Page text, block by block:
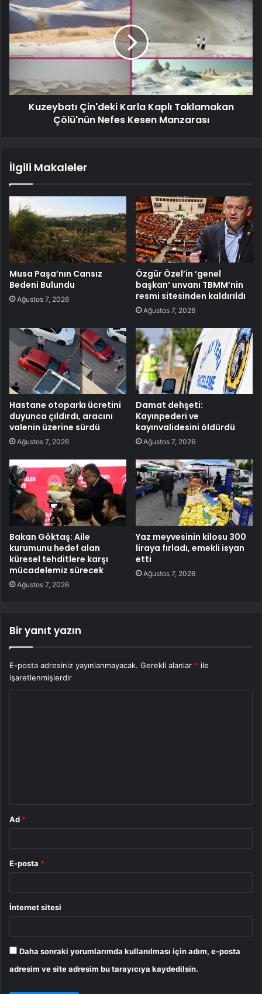
Kuzeybatı Çin'deki Karla Kaplı Taklamakan
Çölü'nün Nefes Kesen Manzarası
İlgili Makaleler
Musa Paşa’nın Cansız
Bedeni Bulundu
Ağustos 7, 2026
Özgür Özel’in ‘genel
başkan’ unvanı TBMM’nin
resmi sitesinden kaldırıldı
Ağustos 7, 2026
Hastane otoparkı ücretini
duyunca çıldırdı, aracını
valenin üzerine sürdü
Ağustos 7, 2026
Damat dehşeti:
Kayınpederi ve
kayınvalidesini öldürdü
Ağustos 7, 2026
Bakan Göktaş: Aile
kurumunu hedef alan
küresel tehditlere karşı
mücadelemiz sürecek
Ağustos 7, 2026
Yaz meyvesinin kilosu 300
liraya fırladı, emekli isyan
etti
Ağustos 7, 2026
Bir yanıt yazın
E-posta adresiniz yayınlanmayacak. Gerekli alanlar * ile
işaretlenmişlerdir
Ad *
E-posta *
İnternet sitesi
Daha sonraki yorumlarımda kullanılması için adım, e-posta
adresim ve site adresim bu tarayıcıya kaydedilsin.